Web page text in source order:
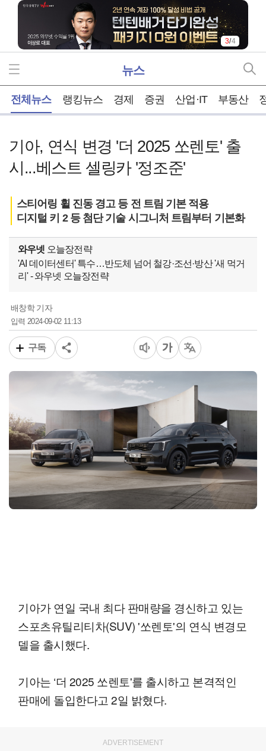
3/4
뉴스
전체뉴스 랭킹뉴스 경제 증권 산업·IT 부동산
기아, 연식 변경 '더 2025 쏘렌토' 출
시...베스트 셀링카 '정조준'
스티어링 휠 진동 경고 등 전 트림 기본 적용
디지털 키 2 등 첨단 기술 시그니처 트림부터 기본화
와우넷 오늘장전략
'AI 데이터센터' 특수…반도체 넘어 철강·조선·방산 '새 먹거
리' - 와우넷 오늘장전략
배창학 기자
입력2024-09-02 11:13
구독
기아가 연일 국내 최다 판매량을 경신하고 있는
스포츠유틸리티차(SUV) '쏘렌토'의 연식 변경모
델을 출시했다.
기아는 ‘더 2025 쏘렌토'를 출시하고 본격적인
판매에 돌입한다고 2일 밝혔다.
ADVERTISEMENT